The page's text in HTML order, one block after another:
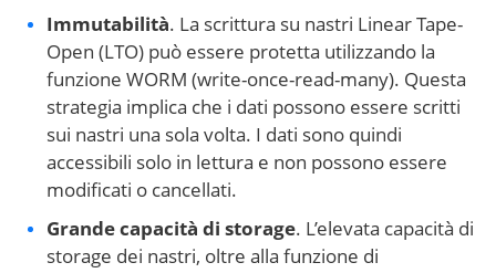
Immutabilità. La scrittura su nastri Linear Tape-
Open (LTO) può essere protetta utilizzando la
funzione WORM (write-once-read-many). Questa
strategia implica che i dati possono essere scritti
sui nastri una sola volta. I dati sono quindi
accessibili solo in lettura e non possono essere
modificati o cancellati.
Grande capacità di storage. L’elevata capacità di
storage dei nastri, oltre alla funzione di